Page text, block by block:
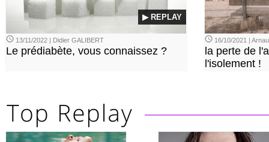
▶ REPLAY
13/11/2022 | Didier GALIBERT
Le prédiabète, vous connaissez ?
16/10/2021 |
la perte de
l'isolement !